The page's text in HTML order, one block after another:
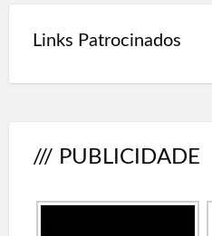
Links Patrocinados
/// PUBLICIDADE